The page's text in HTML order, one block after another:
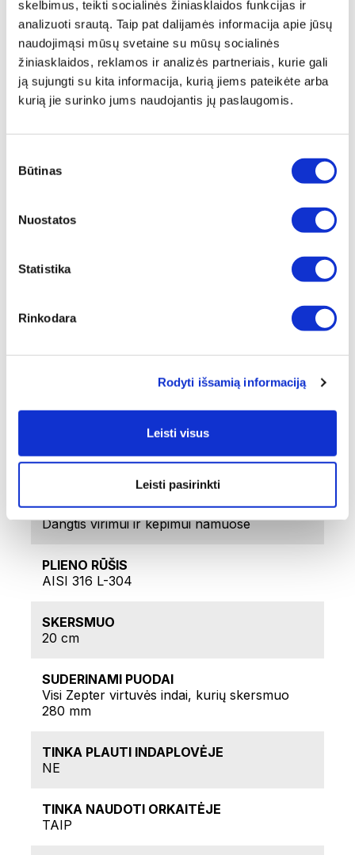
skelbimus, teikti socialinės žiniasklaidos funkcijas ir
analizuoti srautą. Taip pat dalijamės informacija apie jūsų
naudojimąsi mūsų svetaine su mūsų socialinės
žiniasklaidos, reklamos ir analizės partneriais, kurie gali
ją sujungti su kita informacija, kurią jiems pateikėte arba
kurią jie surinko jums naudojantis jų paslaugomis.
pasirinkimas
Būtinas
Nuostatos
Statistika
Rinkodara
Rodyti išsamią informaciją
Leisti visus
Leisti pasirinkti
mėnesių garantija. Nedėkite Zepter
termokontrolierį į orkaitę, indaplovę ar ant
karštų paviršių ir nelaikykite aukštoje
temperatūroje. Plastikinėms dalims
suteikiama 24 mėnesių garantija. Nedėkite jų į
orkaitę ir nelaikykite aukštoje temperatūroje.
Zepter suteikia garantiją visų savo gaminių
gaminio veikimui, ir žalai, atsiradusioms dėl
dokumento originalą, prašome jį išsaugoti.
BENDRAS SVORIS [KG]
GRYNASIS SVORIS [KG]
Menfi Industria S.p.A. Via Sibilla Aleramo, 13
- 20092 Cinisello Balsamo (MI) - Italija
Italija
PRITAIKYMAS
Dangtis virimui ir kepimui namuose
PLIENO RŪŠIS
AISI 316 L-304
SKERSMUO
20 cm
SUDERINAMI PUODAI
Visi Zepter virtuvės indai, kurių skersmuo
280 mm
TINKA PLAUTI INDAPLOVĖJE
NE
TINKA NAUDOTI ORKAITĖJE
TAIP